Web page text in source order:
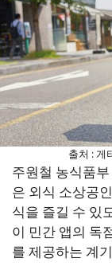
출처 : 게
주원철 농식품
은 외식 소상공
식을 즐길 수 있
이 민간 앱의 독
를 제공하는 계